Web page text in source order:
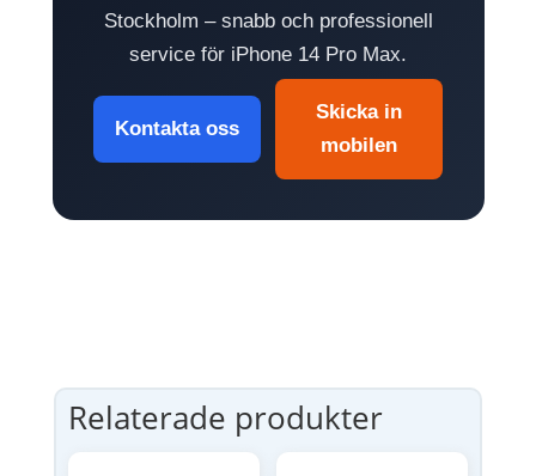
Stockholm – snabb och professionell
service för iPhone 14 Pro Max.
Kontakta oss
Skicka in
mobilen
Relaterade produkter